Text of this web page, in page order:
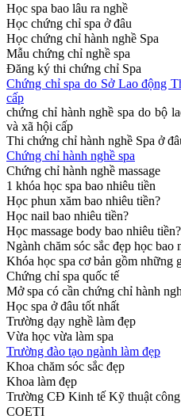
Học spa bao lâu ra nghề
Học chứng chỉ spa ở đâu
Học chứng chỉ hành nghề Spa
Mẫu chứng chỉ nghề spa
Đăng ký thi chứng chỉ Spa
Chứng chỉ spa do Sở Lao động
cấp
chứng chỉ hành nghề spa do bộ
và xã hội cấp
Thi chứng chỉ hành nghề Spa ở
Chứng chỉ hành nghề spa
Chứng chỉ hành nghề massage
1 khóa học spa bao nhiêu tiền
Học phun xăm bao nhiêu tiền?
Học nail bao nhiêu tiền?
Học massage body bao nhiêu tiền?
Ngành chăm sóc sắc đẹp học bao
Khóa học spa cơ bản gồm những
Chứng chỉ spa quốc tế
Mở spa có cần chứng chỉ hành
Học spa ở đâu tốt nhất
Trường dạy nghề làm đẹp
Vừa học vừa làm spa
Trường đào tạo ngành làm đẹp
Khoa chăm sóc sắc đẹp
Khoa làm đẹp
Trường CĐ Kinh tế Kỹ thuật
COETI